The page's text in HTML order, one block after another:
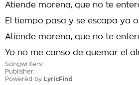
Atiende morena, que no te
El tiempo pasa y se escapa ya
Atiende morena, que no te
Yo no me canso de quemar el
Songwriters:
Publisher:
Powered by LyricFind